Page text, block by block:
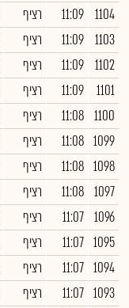
1104
11:09 רציף
1103
11:09 רציף
1102
11:09 רציף
1101
11:09 רציף
1100
11:08 רציף
1099
11:08 רציף
1098
11:08 רציף
1097
11:08 רציף
1096
11:07 רציף
1095
11:07 רציף
1094
11:07 רציף
1093
11:07 רציף